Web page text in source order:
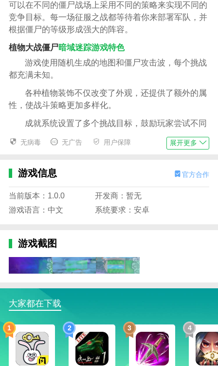
可以在不同的僵尸战场上采用不同的策略来实现不同的
竞争目标。每一场征服之战都等待着你来部署军队，并
根据僵尸的等级形成强大的阵容。
植物大战僵尸暗域迷踪游戏特色
游戏使用随机生成的地图和僵尸攻击波，每个挑战
都充满未知。
各种植物装饰不仅改变了外观，还提供了额外的属
性，使战斗策略更加多样化。
成就系统设置了多个挑战目标，鼓励玩家尝试不同
优化阵容配置。
游戏进程支持随时保存，玩家可以自由暂停或继续
战斗。
速熟悉游戏玩法。
每个关卡的最后挑战将面对一个强大的boss，他战
略性地安排防线并成功地控制基地。
独特的背景音乐和音效设计，使游戏氛围更加紧张
刺激，增强沉浸感。
植物大战僵尸
暗域迷踪游戏说明
快速的帮助你提升沉浸感，获取最为坚固的阵地。
顺利击败更多的僵尸大军，顺利的去开始通关。
无病毒 无广告 用户保障 展开更多
游戏信息 官方合作
当前版本：1.0.0
开发商：暂无
游戏语言：中文
系统要求：安卓
游戏截图
大家都在下载
1 2 3 4